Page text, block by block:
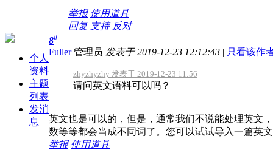
举报 使用道具
回复 支持 反对
个人
资料
主题
列表
发消
息
8#
Fuller 管理员 发表于 2019-12-23 12:12:43 | 只看该作
zhyzhyzhy 发表于 2019-12-23 11:56
请问英文语料可以吗？
英文也是可以的，但是，通常我们不说能处理英文
数等等都会当成不同词了。您可以试试导入一篇英
举报 使用道具